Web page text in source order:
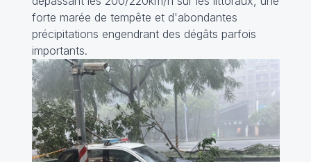
forte marée de tempête et d'abondantes
précipitations engendrant des dégâts parfois
importants.